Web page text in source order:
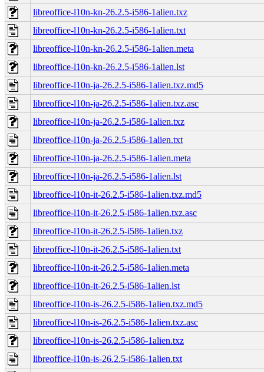
libreoffice-l10n-kn-26.2.5-i586-1alien.txz
libreoffice-l10n-kn-26.2.5-i586-1alien.txt
libreoffice-l10n-kn-26.2.5-i586-1alien.meta
libreoffice-l10n-kn-26.2.5-i586-1alien.lst
libreoffice-l10n-ja-26.2.5-i586-1alien.txz.md5
libreoffice-l10n-ja-26.2.5-i586-1alien.txz.asc
libreoffice-l10n-ja-26.2.5-i586-1alien.txz
libreoffice-l10n-ja-26.2.5-i586-1alien.txt
libreoffice-l10n-ja-26.2.5-i586-1alien.meta
libreoffice-l10n-ja-26.2.5-i586-1alien.lst
libreoffice-l10n-it-26.2.5-i586-1alien.txz.md5
libreoffice-l10n-it-26.2.5-i586-1alien.txz.asc
libreoffice-l10n-it-26.2.5-i586-1alien.txz
libreoffice-l10n-it-26.2.5-i586-1alien.txt
libreoffice-l10n-it-26.2.5-i586-1alien.meta
libreoffice-l10n-it-26.2.5-i586-1alien.lst
libreoffice-l10n-is-26.2.5-i586-1alien.txz.md5
libreoffice-l10n-is-26.2.5-i586-1alien.txz.asc
libreoffice-l10n-is-26.2.5-i586-1alien.txz
libreoffice-l10n-is-26.2.5-i586-1alien.txt